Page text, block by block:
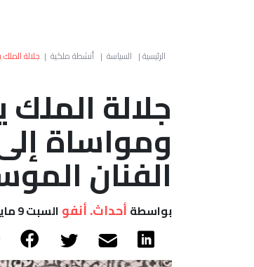
الرئيسية| السياسة | أنشطة ملكية | جلالة
جلالة
ومواساة
الفنان
بواسطة أحداث. أنفو السبت 9 مايو, 2026 - 19:58